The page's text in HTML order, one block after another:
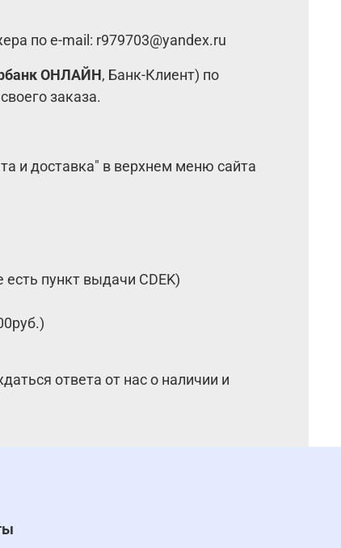
по e-mail: r979703@yandex.ru
ОНЛАЙН, Банк-Клиент) по
заказа.
и доставка" в верхнем меню сайта
есть пункт выдачи CDEK)
ответа от нас о наличии и